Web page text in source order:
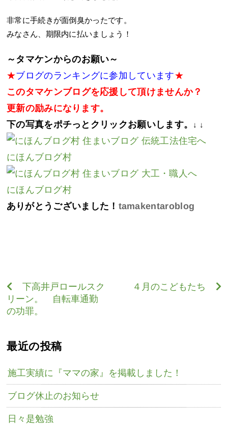
非常に手続きが面倒臭かったです。
みなさん、期限内に払いましょう！
～タマケンからのお願い～
★ブログのランキングに参加しています★
このタマケンブログを応援して頂けませんか？
更新の励みになります。
下の写真をポチっとクリックお願いします。 ↓ ↓
にほんブログ村
にほんブログ村
ありがとうございました！tamakentaroblog
下高井戸ロールスク
リーン。 自転車通勤
の功罪。
４月のこどもたち
最近の投稿
施工実績に『ママの家』を掲載しました！
ブログ休止のお知らせ
日々是勉強